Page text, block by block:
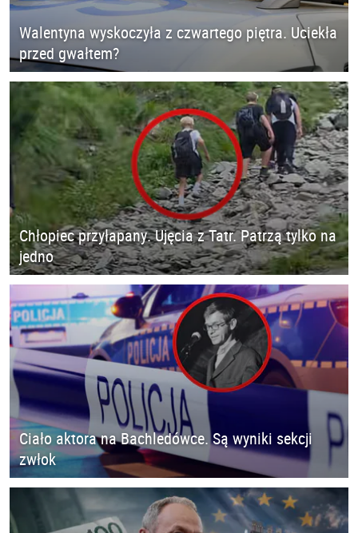
Walentyna wyskoczyła z czwartego piętra. Uciekła
przed gwałtem?
Chłopiec przyłapany. Ujęcia z Tatr. Patrzą tylko na
jedno
Ciało aktora na Bachledówce. Są wyniki sekcji
zwłok